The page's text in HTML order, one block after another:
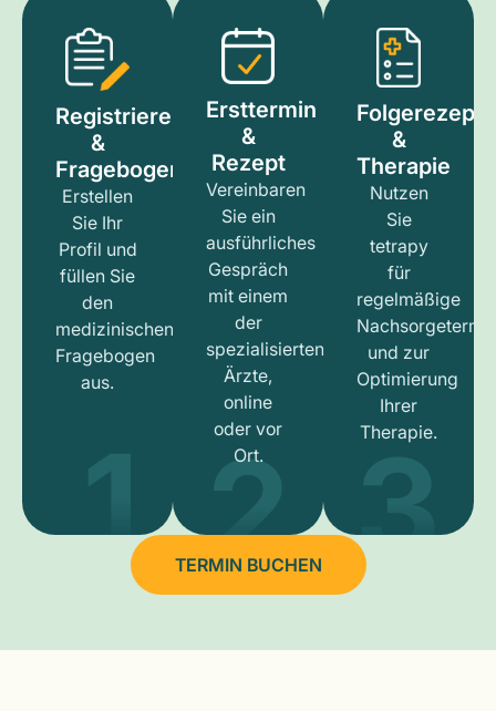
Registrieren
&
Fragebogen
Erstellen
Sie Ihr
Profil und
füllen Sie
den
medizinischen
Fragebogen
aus.
1
Ersttermin
&
Rezept
Vereinbaren
Sie ein
ausführliches
Gespräch
mit einem
der
spezialisierten
Ärzte,
online
oder vor
Ort.
2
Folgerezept
&
Therapie
Nutzen
Sie
tetrapy
für
regelmäßige
und zur
Optimierung
Ihrer
Therapie.
3
TERMIN BUCHEN